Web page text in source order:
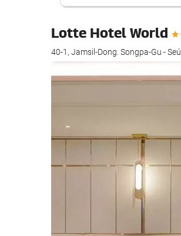
Lotte Hotel World
40-1, Jamsil-Dong. Songpa-Gu - Seúl